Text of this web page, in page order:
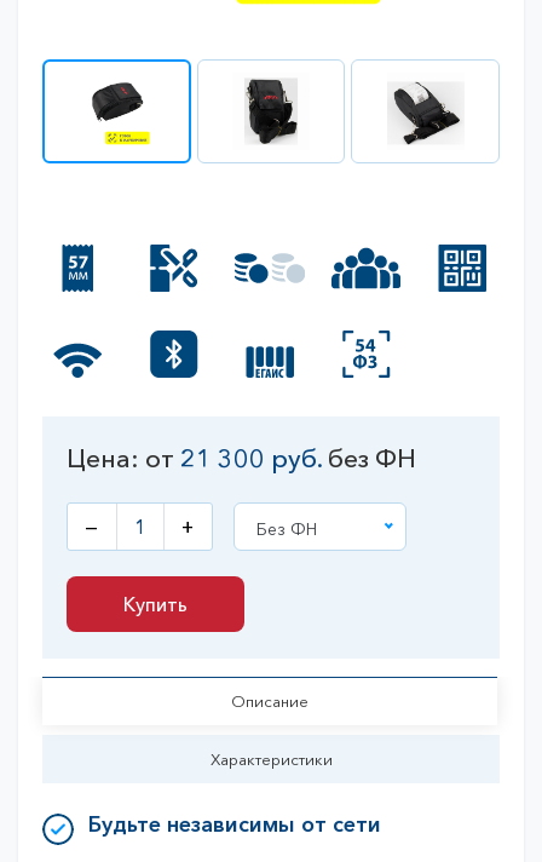
Цена: от 21 300 руб. без ФН
— + Без ФН
Купить
Описание
Характеристики
Будьте независимы от сети